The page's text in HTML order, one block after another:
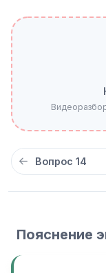
Вопрос 14
Пояснение